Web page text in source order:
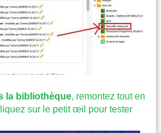
la bibliothèque, remontez tout en
sur le petit œil pour tester